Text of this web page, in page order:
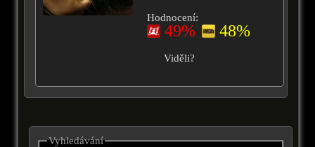
Hodnocení:
49% 48%
Viděli?
Vyhledávání